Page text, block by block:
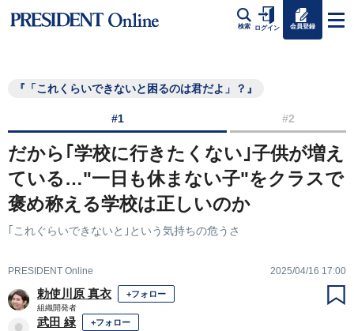
検索 ログイン 会員登録
『「これくらいできないと困るのは君だよ」？』
#1 #2
だから｢学校に行きたくない｣子供が増え
ている…"一日も休まない子"をクラスで
褒め称える学校は正しいのか
｢これぐらいできないと｣という気持ちの危うさ
PRESIDENT Online 2025/04/16 17:00
勅使川原 真衣 +フォロー
組織開発者
武田 緑 +フォロー